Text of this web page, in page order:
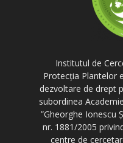
Institutul de
Protecția Plantelor
dezvoltare de drept
subordinea
”Gheorghe Ionescu
nr. 1881/2005
centre de